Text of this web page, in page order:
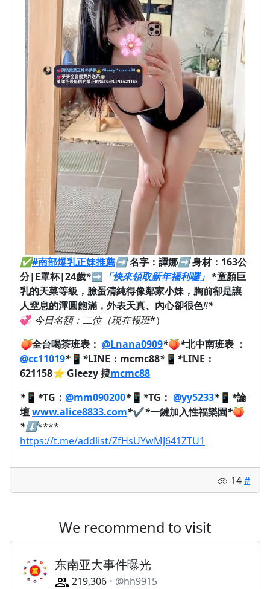
✅#南部爆乳正妹推薦➡️名字：譚娜➡️身材：163公
分|E罩杯|24歲*➡ 「快來領取新年福利囉」 *童顏巨
乳的天菜等級，臉蛋清純得像鄰家小妹，胸前卻是讓
人窒息的渾圓飽滿，外表天真、內心卻很色‼️*
💞 今日名額：二位（現在報班*）
🍑全台喝茶班表： @Lnana0909*🍑*北中南班表 ：
@cc11019* 📱 *LINE：mcmc88* 📱 *LINE：
621158⭐ Gleezy 搜mcmc88
* 📱 *TG： @mm090200* 📱 *TG： @yy5233* 📱 *論
壇www.alice8833.com*✔️*一鍵加入性福樂園*🍑
*⬇️****
https://t.me/addlist/ZfHsUYwMJ641ZTU1
14#
We recommend to visit
东南亚大事件曝光
219,306
@hh9915